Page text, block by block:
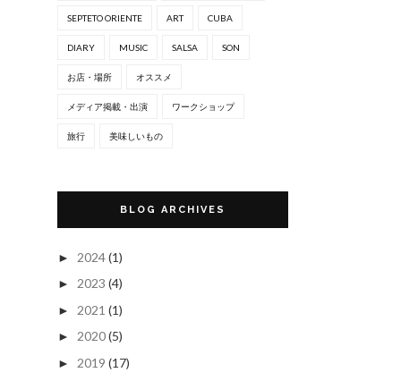
SEPTETO ORIENTE ART CUBA
DIARY MUSIC SALSA SON
お店・場所 オススメ
メディア掲載・出演 ワークショップ
旅行 美味しいもの
BLOG ARCHIVES
► 2024(1)
► 2023 (4)
► 2021 (1)
► 2020(5)
► 2019 (17)